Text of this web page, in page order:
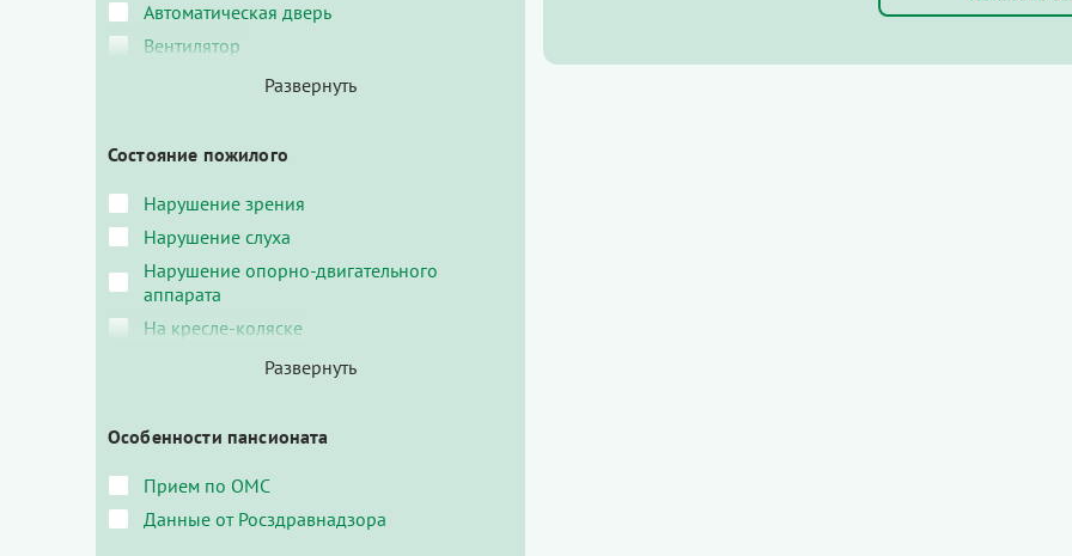
Автоматическая дверь
Вентилятор
Состояние пожилого
Нарушение зрения
Нарушение слуха
Нарушение опорно-двигательного
аппарата
На кресле-коляске
Особенности пансионата
Прием по ОМС
Данные от Росздравнадзора